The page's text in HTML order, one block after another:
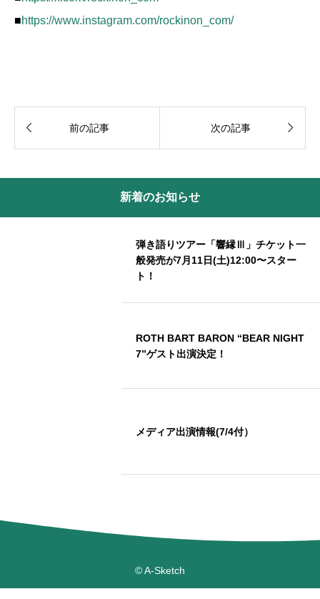
■https://www.instagram.com/rockinon_com/
 前の記事 次の記事 
新着のお知らせ
弾き語りツアー「響縁Ⅲ」チケット一
般発売が7月11日(土)12:00〜スター
ト！
ROTH BART BARON “BEAR NIGHT
7”ゲスト出演決定！
メディア出演情報(7/4付）
© A-Sketch